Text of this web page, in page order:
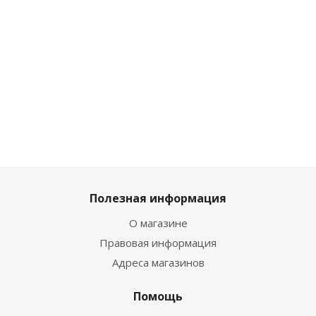
Полезная информация
О магазине
Правовая информация
Адреса магазинов
Помощь